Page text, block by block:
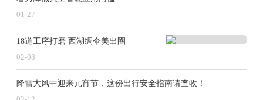
01-27
18道工序打磨 西湖绸伞美出圈
02-08
降雪大风中迎来元宵节，这份出行安全指南请查收！